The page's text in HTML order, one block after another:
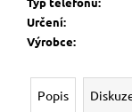
Určení:
Výrobce:
Popis